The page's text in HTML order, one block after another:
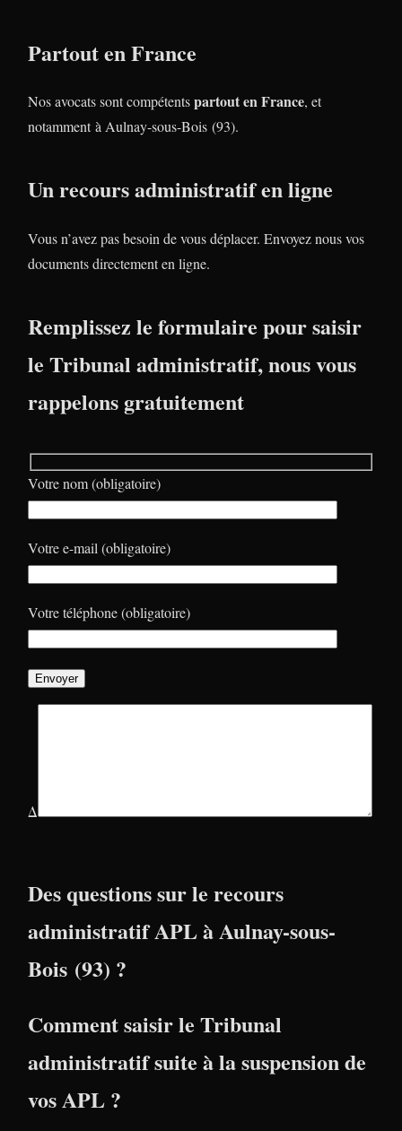
Partout en France
Nos avocats sont compétentspartout en France, et
notamment à Aulnay-sous-Bois (93).
Un recours administratif en ligne
Vous n’avez pas besoin de vous déplacer. Envoyez nous vos
documents directement en ligne.
Remplissez le formulaire pour saisir
le Tribunal administratif, nous vous
rappelons gratuitement
Votre nom (obligatoire)
Votre e-mail (obligatoire)
Votre téléphone (obligatoire)
Δ
Des questions sur le recours
administratif APL à Aulnay-sous-
Bois (93) ?
Comment saisir le Tribunal
administratif suite à la suspension de
vos APL ?